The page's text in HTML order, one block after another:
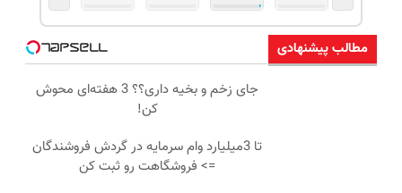
مطالب پیشنهادی
جای زخم و بخیه داری؟؟ 3 هفته‌ای محوش
کن!
تا 3میلیارد وام سرمایه در گردش فروشندگان
=> فروشگاهت رو ثبت کن